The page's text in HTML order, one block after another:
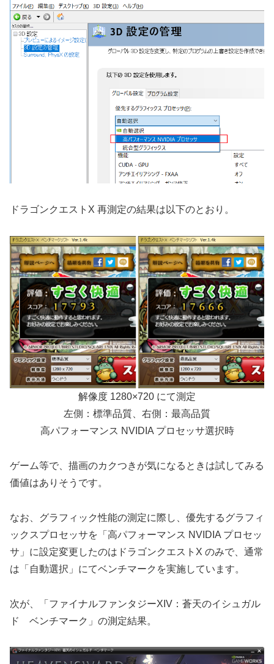
ドラゴンクエストX 再測定の結果は以下のとおり。
解像度 1280×720 にて測定
左側：標準品質、右側：最高品質
高パフォーマンス NVIDIA プロセッサ選択時
ゲーム等で、描画のカクつきが気になるときは試してみる
価値はありそうです。
なお、グラフィック性能の測定に際し、優先するグラフィ
ックスプロセッサを「高パフォーマンス NVIDIA プロセッ
サ」に設定変更したのはドラゴンクエストX のみで、通常
は「自動選択」にてベンチマークを実施しています。
次が、「ファイナルファンタジーXIV：蒼天のイシュガル
ド ベンチマーク」の測定結果。